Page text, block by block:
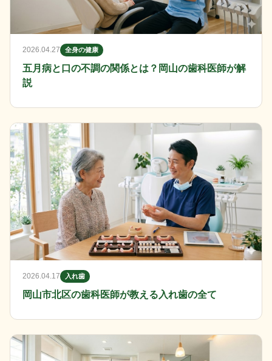
2026.04.27 全身の健康
五月病と口の不調の関係とは？岡山の歯科医師が解
説
2026.04.17 入れ歯
岡山市北区の歯科医師が教える入れ歯の全て